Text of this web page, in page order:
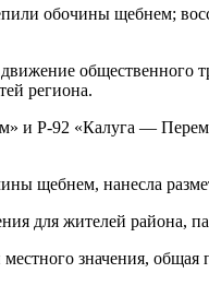
обочины щебнем;
общественного
региона.
и Р-92 «Калуга —
щебнем, нанесла
для жителей района,
значения,